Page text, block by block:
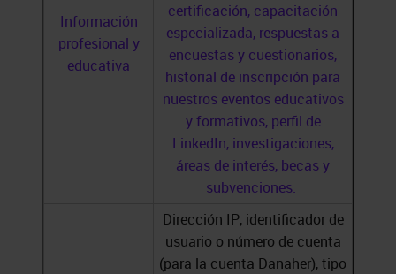
Información
profesional y
educativa
certificación, capacitación
especializada, respuestas a
encuestas y cuestionarios,
historial de inscripción para
nuestros eventos educativos
y formativos, perfil de
LinkedIn, investigaciones,
áreas de interés, becas y
subvenciones.
Dirección IP, identificador de
usuario o número de cuenta
(para la cuenta Danaher), tipo